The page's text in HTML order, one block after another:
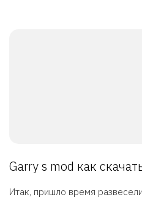
Garry s mod как
Итак, пришло время